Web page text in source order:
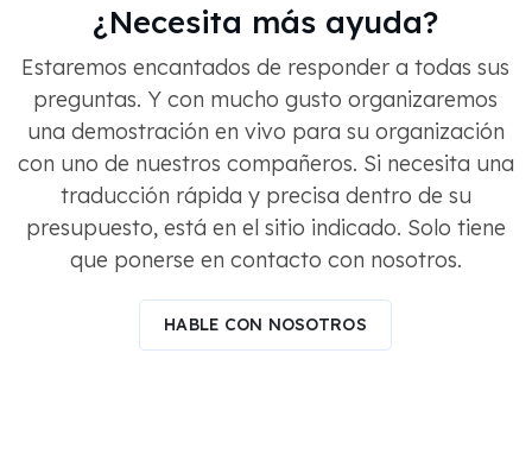
¿Necesita más ayuda?
Estaremos encantados de responder a todas sus
preguntas. Y con mucho gusto organizaremos
una demostración en vivo para su organización
con uno de nuestros compañeros. Si necesita una
traducción rápida y precisa dentro de su
presupuesto, está en el sitio indicado. Solo tiene
que ponerse en contacto con nosotros.
HABLE CON NOSOTROS